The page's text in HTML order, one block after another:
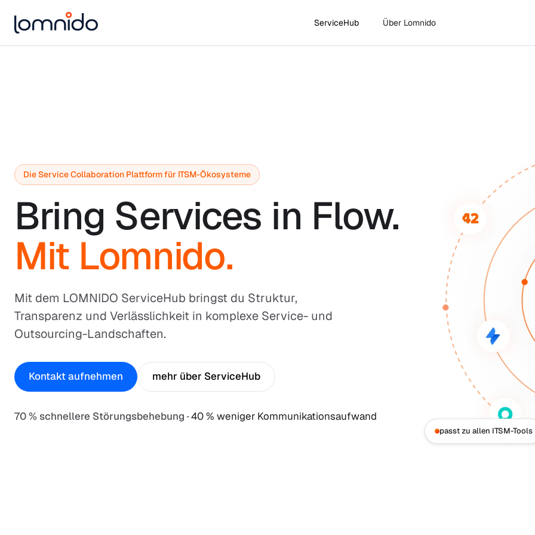
ServiceHub Über Lomnido
Die Service Collaboration Plattform für ITSM-Ökosysteme
Bring Services in Flow.
Mit Lomnido.
Mit dem LOMNIDO ServiceHub bringst du Struktur,
Transparenz und Verlässlichkeit in komplexe Service- und
Outsourcing-Landschaften.
Kontakt aufnehmen
Kontakt aufnehmen
mehr über ServiceHub
zum Video
70 % schnellere Störungsbehebung · 40 % weniger Kommunikationsaufwand
+250 Kunden-
passt zu allen ITSM-Tools